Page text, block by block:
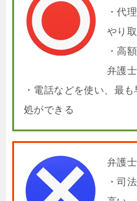
・代
やり
・高
弁護
・電話などを使い、最
処ができる
弁護
・司